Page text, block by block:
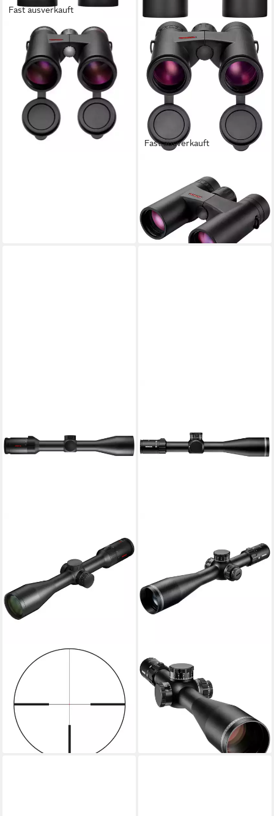
Fast ausverkauft
MINOX
Minox Fernglas X-Universal
10x42 Fernglas
470,00 €
16,86 €mtl. in 36 Raten
lieferbar - in 2-3 Werktagen bei dir
Fast ausverkauft
Fernglas X-Tour 8x26
Fernglas
175,00 €
15,98 €mtl. in 12 Raten
lieferbar - in 2-3 Werktagen bei dir
MINOX
Zielfernrohr RS-4 2,5-10x50
Zielfernrohr
850,00 €
24,68 €
lieferbar - in 2-3 Werktagen bei dir
MINOX
Zielfernrohr Long Range 5–
25x56 LR Zielfernrohr
1.595,00 € UVP1.946,00 €
mtl. in 48 Raten
lieferbar - in 2-3 Werktagen bei dir